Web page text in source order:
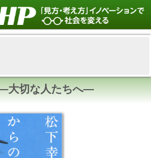
大切な人たちへ―